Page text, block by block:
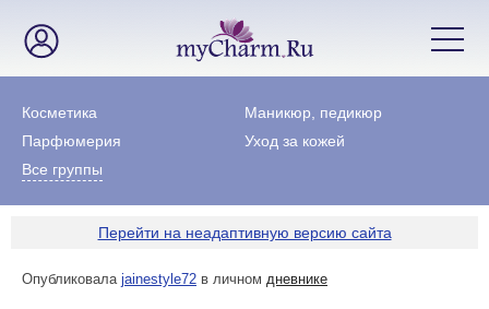
Косметика
Маникюр, педикюр
Парфюмерия
Уход за кожей
Все группы
Перейти на неадаптивную версию сайта
Опубликовала jainestyle72 в личном дневнике